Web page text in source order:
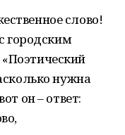
слово!
городским
нужна
он – ответ: